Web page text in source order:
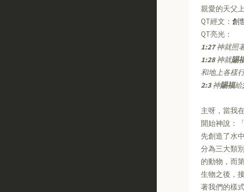
親愛的天父
QT經文： 創
QT亮光：
1:27神就照
1:28神就賜
和地上各樣
2:3神賜福給
主呀，當我
開始神說：
先創造了水
分為三大類
的動物，而
生物之後，
著我們的樣